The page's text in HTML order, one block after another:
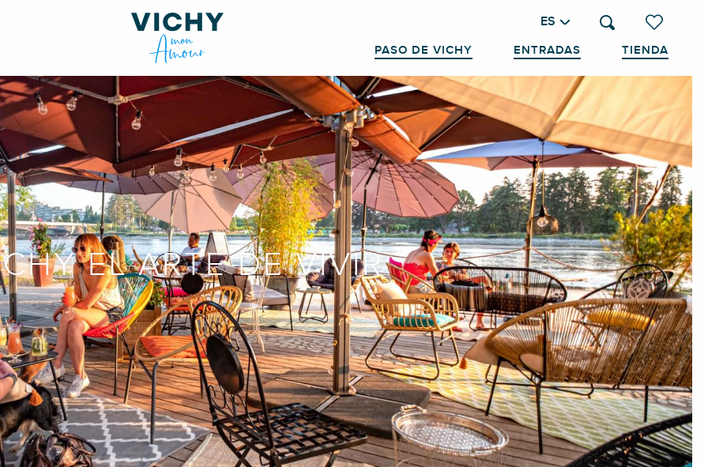
Voir les
Buscar
ES
PASO DE VICHY ENTRADAS TIENDA
EL ARTE DE VIVIR